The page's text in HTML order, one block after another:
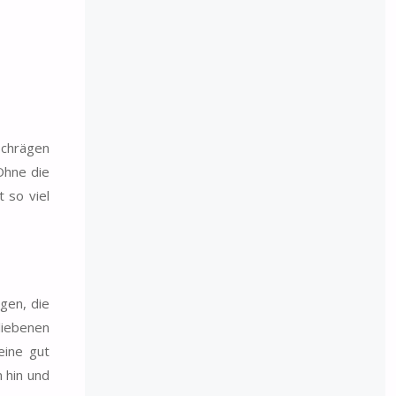
die
so viel
die
gut
hin und